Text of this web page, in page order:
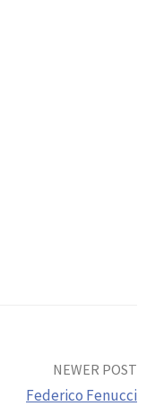
NEWER POST
Federico Fenucci